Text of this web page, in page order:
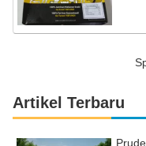
Artikel Terbaru